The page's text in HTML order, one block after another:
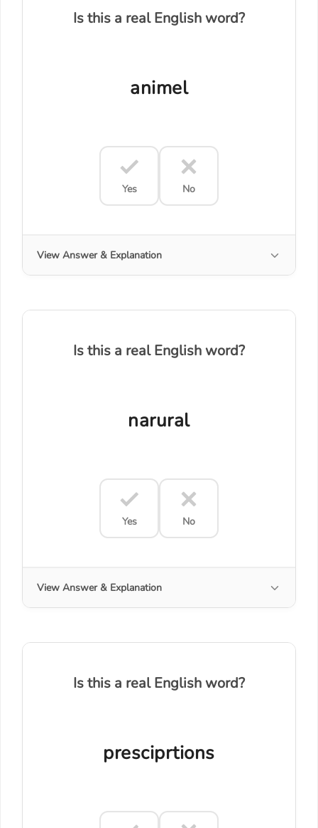
Is this a real English word?
animel
Yes No
View Answer & Explanation
Is this a real English word?
narural
Yes No
View Answer & Explanation
Is this a real English word?
presciprtions